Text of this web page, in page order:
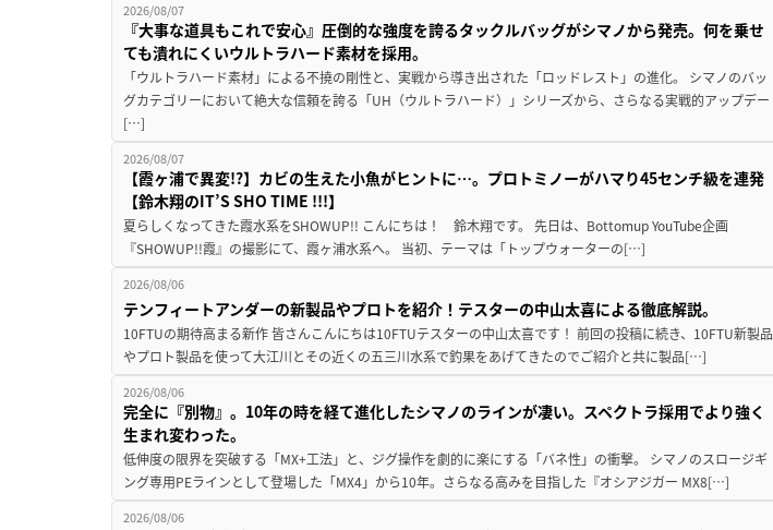
2026/08/07
『大事な道具もこれで安心』圧倒的な強度を誇るタックルバッグがシマノから発売。何を乗せ
ても潰れにくいウルトラハード素材を採用。
「ウルトラハード素材」による不撓の剛性と、実戦から導き出された「ロッドレスト」の進化。 シマノのバッ
グカテゴリーにおいて絶大な信頼を誇る「UH（ウルトラハード）」シリーズから、さらなる実戦的アップデー
[…]
2026/08/07
【霞ヶ浦で異変!?】カビの生えた小魚がヒントに…。プロトミノーがハマり45センチ級を連発
【鈴木翔のIT’S SHO TIME !!!】
夏らしくなってきた霞水系をSHOWUP!! こんにちは！ 鈴木翔です。 先日は、Bottomup YouTube企画
『SHOWUP!!霞』の撮影にて、霞ヶ浦水系へ。 当初、テーマは「トップウォーターの[…]
2026/08/06
テンフィートアンダーの新製品やプロトを紹介！テスターの中山太喜による徹底解説。
10FTUの期待高まる新作 皆さんこんにちは10FTUテスターの中山太喜です！ 前回の投稿に続き、10FTU新製品
やプロト製品を使って大江川とその近くの五三川水系で釣果をあげてきたのでご紹介と共に製品[…]
2026/08/06
完全に『別物』。10年の時を経て進化したシマノのラインが凄い。スペクトラ採用でより強く
生まれ変わった。
低伸度の限界を突破する「MX+工法」と、ジグ操作を劇的に楽にする「バネ性」の衝撃。 シマノのスロージギ
ング専用PEラインとして登場した「MX4」から10年。さらなる高みを目指した『オシアジガー MX8[…]
2026/08/06